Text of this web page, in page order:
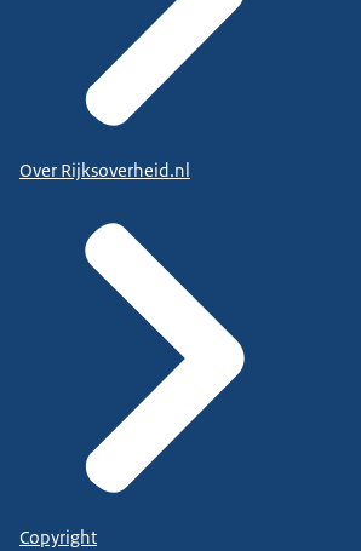
Over Rijksoverheid.nl
Copyright